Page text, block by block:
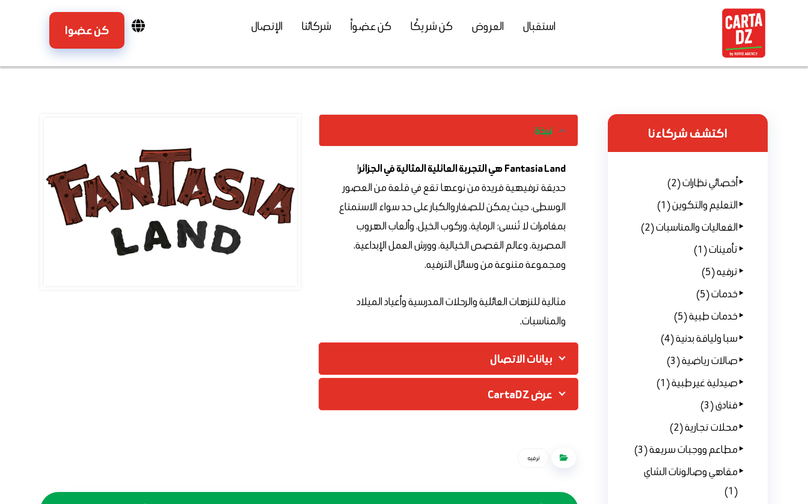
استقبال العروض كن شريكًا كن عضواً شركائنا الإتصال كن عضوا
نبذة
Fantasia Landهي التجربة العائلية المثالية في الجزائر!
حديقة ترفيهية فريدة من نوعها تقع في قلعة من العصور
الوسطى، حيث يمكن للصغار والكبار على حد سواء الاستمتاع
بمغامرات لا تُنسى: الرماية، وركوب الخيل، وألعاب الهروب
المصرية، وعالم القصص الخيالية، وورش العمل الإبداعية،
ومجموعة متنوعة من وسائل الترفيه.
مثالية للنزهات العائلية والرحلات المدرسية وأعياد الميلاد
والمناسبات.
بيانات الاتصال
عرض CartaDZ
ترفيه
اكتشف شركاءنا
أخصائي نظارات (2)
التعليم والتكوين (1)
الفعاليات والمناسبات (2)
تأمينات (1)
ترفيه (5)
خدمات (5)
خدمات طبية (5)
سبا ولياقة بدنية (4)
صالات رياضية (3)
صيدلية غير طبية (1)
فنادق (3)
محلات تجارية (2)
مطاعم ووجبات سريعة (3)
مقاهي وصالونات الشاي
(1)